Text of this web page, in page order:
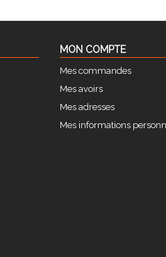
MON COMPTE
Mes commandes
Mes avoirs
Mes adresses
Mes informations